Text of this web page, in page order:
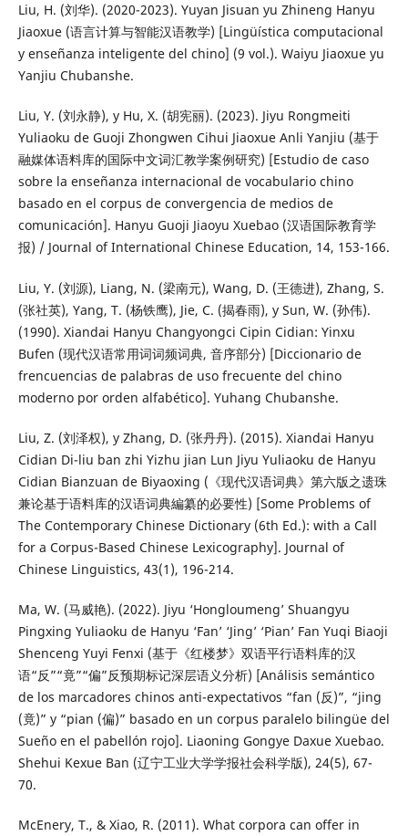
Liu, H. (刘华). (2020-2023). Yuyan Jisuan yu Zhineng Hanyu
Jiaoxue (语言计算与智能汉语教学) [Lingüística computacional
y enseñanza inteligente del chino] (9 vol.). Waiyu Jiaoxue yu
Yanjiu Chubanshe.
Liu, Y. (刘永静), y Hu, X. (胡宪丽). (2023). Jiyu Rongmeiti
Yuliaoku de Guoji Zhongwen Cihui Jiaoxue Anli Yanjiu (基于
融媒体语料库的国际中文词汇教学案例研究) [Estudio de caso
sobre la enseñanza internacional de vocabulario chino
basado en el corpus de convergencia de medios de
comunicación]. Hanyu Guoji Jiaoyu Xuebao (汉语国际教育学
报) / Journal of International Chinese Education, 14, 153-166.
Liu, Y. (刘源), Liang, N. (梁南元), Wang, D. (王德进), Zhang, S.
(张社英), Yang, T. (杨铁鹰), Jie, C. (揭春雨), y Sun, W. (孙伟).
(1990). Xiandai Hanyu Changyongci Cipin Cidian: Yinxu
Bufen (现代汉语常用词词频词典, 音序部分) [Diccionario de
frencuencias de palabras de uso frecuente del chino
moderno por orden alfabético]. Yuhang Chubanshe.
Liu, Z. (刘泽权), y Zhang, D. (张丹丹). (2015). Xiandai Hanyu
Cidian Di-liu ban zhi Yizhu jian Lun Jiyu Yuliaoku de Hanyu
Cidian Bianzuan de Biyaoxing (《现代汉语词典》第六版之遗珠
兼论基于语料库的汉语词典編纂的必要性) [Some Problems of
The Contemporary Chinese Dictionary (6th Ed.): with a Call
for a Corpus-Based Chinese Lexicography]. Journal of
Chinese Linguistics, 43(1), 196-214.
Ma, W. (马威艳). (2022). Jiyu ‘Hongloumeng’ Shuangyu
Pingxing Yuliaoku de Hanyu ‘Fan’ ‘Jing’ ‘Pian’ Fan Yuqi Biaoji
Shenceng Yuyi Fenxi (基于《红楼梦》双语平行语料库的汉
语“反”“竟”“偏”反预期标记深层语义分析) [Análisis semántico
de los marcadores chinos anti-expectativos “fan (反)”, “jing
(竟)” y “pian (偏)” basado en un corpus paralelo bilingüe del
Sueño en el pabellón rojo]. Liaoning Gongye Daxue Xuebao.
Shehui Kexue Ban (辽宁工业大学学报社会科学版), 24(5), 67-
70.
McEnery, T., & Xiao, R. (2011). What corpora can offer in